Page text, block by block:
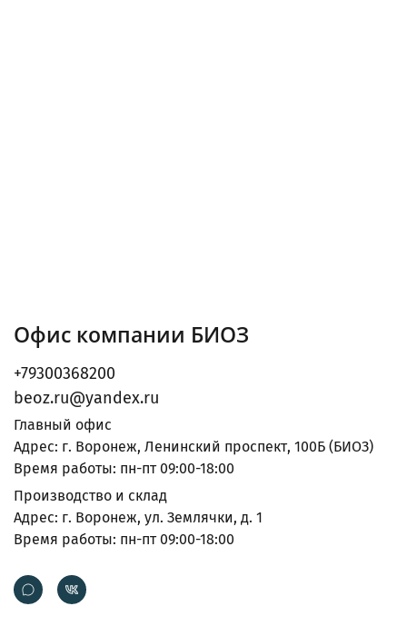
Офис компании БИОЗ
+79300368200
beoz.ru@yandex.ru
Главный офис
Адрес: г. Воронеж, Ленинский проспект, 100Б (БИОЗ)
Время работы: пн-пт 09:00-18:00
Производство и склад
Адрес: г. Воронеж, ул. Землячки, д. 1
Время работы: пн-пт 09:00-18:00